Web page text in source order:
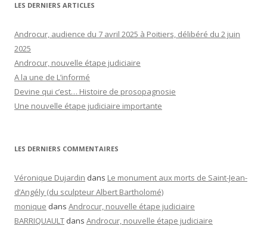
LES DERNIERS ARTICLES
Androcur, audience du 7 avril 2025 à Poitiers, délibéré du 2 juin
2025
Androcur, nouvelle étape judiciaire
A la une de L’informé
Devine qui c’est… Histoire de prosopagnosie
Une nouvelle étape judiciaire importante
LES DERNIERS COMMENTAIRES
Véronique Dujardin dans Le monument aux morts de Saint-Jean-
d’Angély (du sculpteur Albert Bartholomé)
monique dans Androcur, nouvelle étape judiciaire
BARRIQUAULT dans Androcur, nouvelle étape judiciaire